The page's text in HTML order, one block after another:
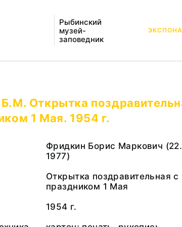
Рыбинский
музей-
заповедник
Открытка
1 Мая. 1954 г.
Фридкин Борис Маркович
1977)
Открытка поздравительная с
праздником 1 Мая
1954 г.